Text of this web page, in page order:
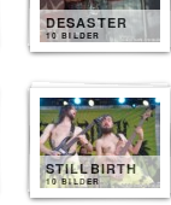
DESASTER
10 BILDER
STILLBIRTH
10 BILDER